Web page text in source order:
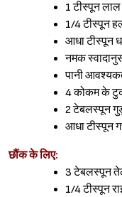
1 टीस्पून लाल
1/4 टीस्पून
आधा टीस्पून
नमक
पानी
4 कोकम के
2 टेबलस्पून
आधा टीस्पून
छौंक के लिए:
3 टेबलस्पून
1/4 टीस्पून